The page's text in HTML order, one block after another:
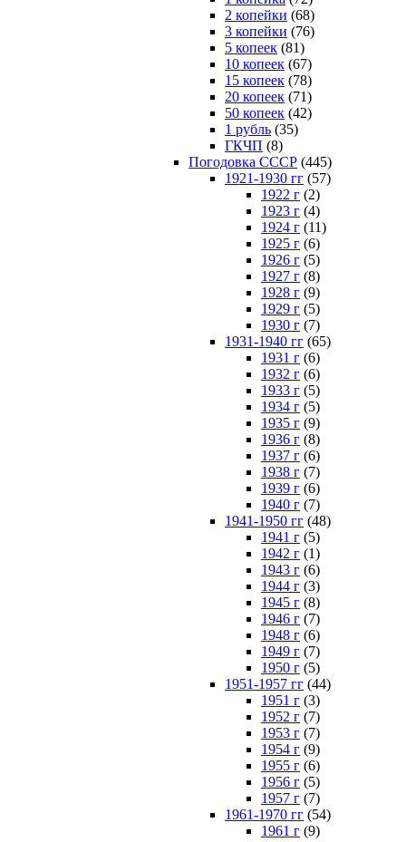
2 копейки (68)
3 копейки (76)
5 копеек (81)
10 копеек (67)
15 копеек (78)
20 копеек (71)
50 копеек (42)
1 рубль (35)
ГКЧП (8)
Погодовка СССР (445)
1921-1930 гг (57)
1922 г (2)
1923 г (4)
1924 г (11)
1925 г (6)
1926 г (5)
1927 г (8)
1928 г (9)
1929 г (5)
1930 г (7)
1931-1940 гг (65)
1931 г (6)
1932 г (6)
1933 г (5)
1934 г (5)
1935 г (9)
1936 г (8)
1937 г (6)
1938 г (7)
1939 г (6)
1940 г (7)
1941-1950 гг (48)
1941 г (5)
1942 г (1)
1943 г (6)
1944 г (3)
1945 г (8)
1946 г (7)
1948 г (6)
1949 г (7)
1950 г (5)
1951-1957 гг (44)
1951 г (3)
1952 г (7)
1953 г (7)
1954 г (9)
1955 г (6)
1956 г (5)
1957 г (7)
1961-1970 гг (54)
1961 г (9)